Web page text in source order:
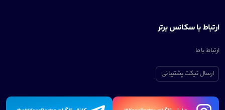
ارتباط با سکانس برتر
ارتباط با ما
ارسال تیکت پشتیبانی